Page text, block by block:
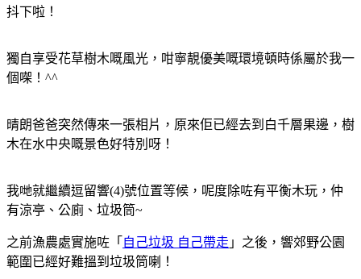
抖下啦！
獨自享受花草樹木嘅風光，咁寧靚優美嘅環境頓時係屬於我一
個㗎！^^
晴朗爸爸突然傳來一張相片，原來佢已經去到白千層果邊，樹
木在水中央嘅景色好特別呀！
我哋就繼續逗留響(4)號位置等候，呢度除咗有平衡木玩，仲
有涼亭、公廁、垃圾筒~
之前漁農處實施咗「 自己垃圾 自己帶走 」之後，響郊野公園
範圍已經好難搵到垃圾筒喇！